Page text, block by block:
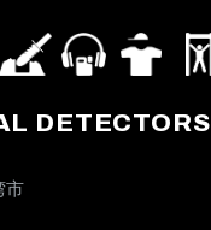
DETECTORS
市